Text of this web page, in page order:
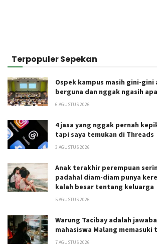
Terpopuler Sepekan
Ospek kampus masih gini-
berguna dan nggak ngasih
6 AGUSTUS 2026
4 jasa yang nggak pernah
tapi saya temukan di Threads
3 AGUSTUS 2026
Anak terakhir perempuan
padahal diam-diam punya
kalah besar tentang keluarga
5 AGUSTUS 2026
Warung Tacibay adalah
mahasiswa Malang memasuki
7 AGUSTUS 2026